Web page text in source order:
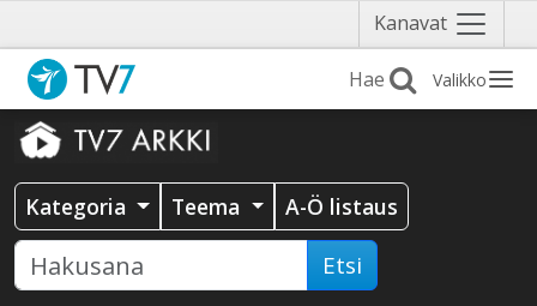
Kanavat Näytä
valikko
Valikko
Kategoria Teema A-Ö listaus
Etsi